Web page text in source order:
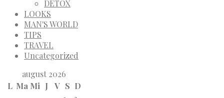
DETOX
LOOKS
MAN'S WORLD
TIPS
TRAVEL
Uncategorized
august 2026
L Ma Mi J V S D